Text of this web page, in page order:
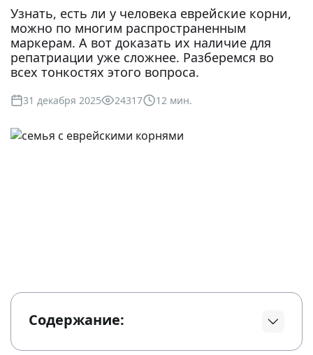
Узнать, есть ли у человека еврейские корни,
можно по многим распространенным
маркерам. А вот доказать их наличие для
репатриации уже сложнее. Разберемся во
всех тонкостях этого вопроса.
31 декабря 2025 24317 12 мин.
Содержание: